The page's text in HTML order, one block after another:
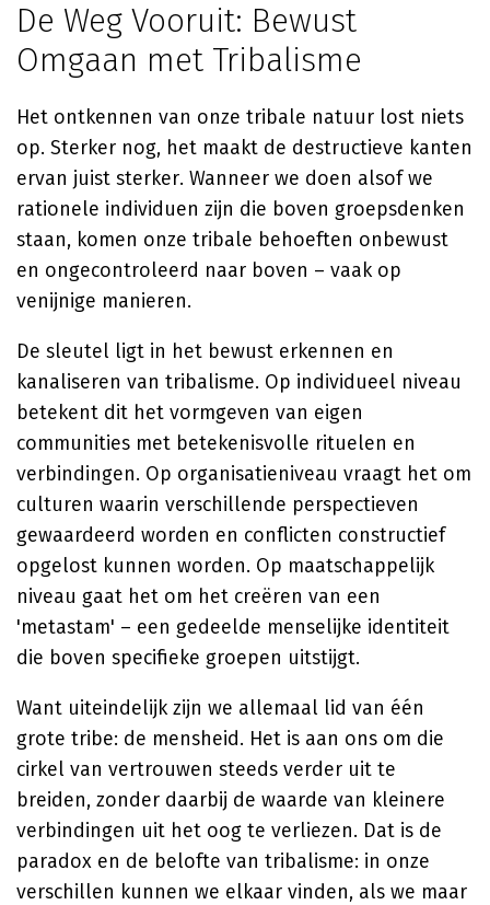
De Weg Vooruit: Bewust
Omgaan met Tribalisme
Het ontkennen van onze tribale natuur lost niets
op. Sterker nog, het maakt de destructieve kanten
ervan juist sterker. Wanneer we doen alsof we
rationele individuen zijn die boven groepsdenken
staan, komen onze tribale behoeften onbewust
en ongecontroleerd naar boven – vaak op
venijnige manieren.
De sleutel ligt in het bewust erkennen en
kanaliseren van tribalisme. Op individueel niveau
betekent dit het vormgeven van eigen
communities met betekenisvolle rituelen en
verbindingen. Op organisatieniveau vraagt het om
culturen waarin verschillende perspectieven
gewaardeerd worden en conflicten constructief
opgelost kunnen worden. Op maatschappelijk
niveau gaat het om het creëren van een
'metastam' – een gedeelde menselijke identiteit
die boven specifieke groepen uitstijgt.
Want uiteindelijk zijn we allemaal lid van één
grote tribe: de mensheid. Het is aan ons om die
cirkel van vertrouwen steeds verder uit te
breiden, zonder daarbij de waarde van kleinere
verbindingen uit het oog te verliezen. Dat is de
paradox en de belofte van tribalisme: in onze
verschillen kunnen we elkaar vinden, als we maar